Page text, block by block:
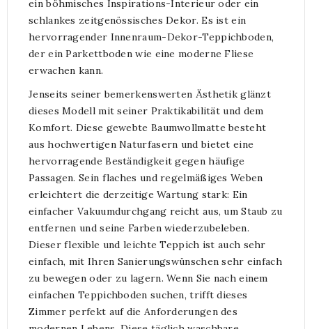
ein böhmisches Inspirations-Interieur oder ein
schlankes zeitgenössisches Dekor. Es ist ein
hervorragender Innenraum-Dekor-Teppichboden,
der ein Parkettboden wie eine moderne Fliese
erwachen kann.
Jenseits seiner bemerkenswerten Ästhetik glänzt
dieses Modell mit seiner Praktikabilität und dem
Komfort. Diese gewebte Baumwollmatte besteht
aus hochwertigen Naturfasern und bietet eine
hervorragende Beständigkeit gegen häufige
Passagen. Sein flaches und regelmäßiges Weben
erleichtert die derzeitige Wartung stark: Ein
einfacher Vakuumdurchgang reicht aus, um Staub zu
entfernen und seine Farben wiederzubeleben.
Dieser flexible und leichte Teppich ist auch sehr
einfach, mit Ihren Sanierungswünschen sehr einfach
zu bewegen oder zu lagern. Wenn Sie nach einem
einfachen Teppichboden suchen, trifft dieses
Zimmer perfekt auf die Anforderungen des